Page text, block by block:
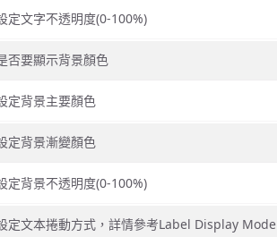
定文字不透明度(0-100%)
否要顯示背景顏色
定背景主要顏色
定背景漸變顏色
定背景不透明度(0-100%)
定文本捲動方式，詳情參考Label Display Mode